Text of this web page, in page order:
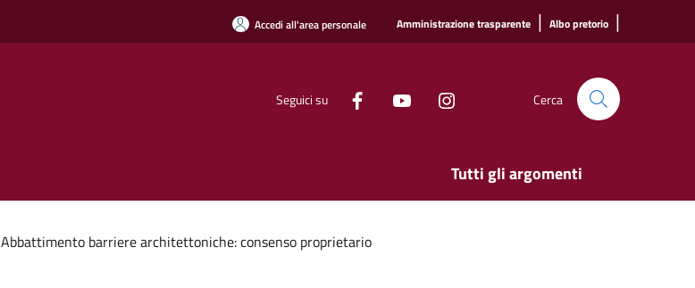
Accedi all'area personale Amministrazione trasparente | Albo pretorio |
Seguici su Cerca
Tutti gli argomenti
Abbattimento barriere architettoniche: consenso proprietario